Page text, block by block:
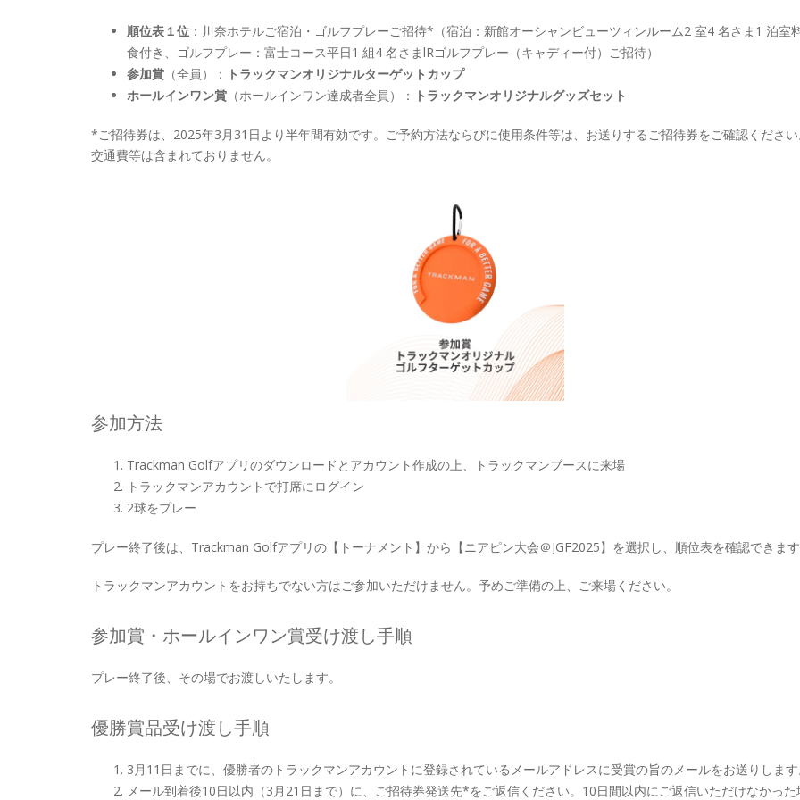
順位表１位 ：川奈ホテルご宿泊・ゴルフプレーご招待*（宿泊：新館オーシャンビューツィンルーム2 室4 名さま1 泊室
食付き、ゴルフプレー：富士コース平日1 組4 名さまlRゴルフプレー（キャディー付）ご招待）
参加賞 （全員）： トラックマンオリジナルターゲットカップ
ホールインワン賞 （ホールインワン達成者全員）： トラックマンオリジナルグッズセット
*ご招待券は、2025年3月31日より半年間有効です。ご予約方法ならびに使用条件等は、お送りするご招待券をご確認くださ
交通費等は含まれておりません。
参加方法
Trackman Golfアプリのダウンロードとアカウント作成の上、トラックマンブースに来場
トラックマンアカウントで打席にログイン
2球をプレー
プレー終了後は、Trackman Golfアプリの【トーナメント】から【ニアピン大会＠JGF2025】を選択し、順位表を確認できま
トラックマンアカウントをお持ちでない方はご参加いただけません。予めご準備の上、ご来場ください。
参加賞・ホールインワン賞受け渡し手順
プレー終了後、その場でお渡しいたします。
優勝賞品受け渡し手順
3月11日までに、優勝者のトラックマンアカウントに登録されているメールアドレスに受賞の旨のメールをお送りしま
メール到着後10日以内（3月21日まで）に、ご招待券発送先*をご返信ください。10日間以内にご返信いただけなかった